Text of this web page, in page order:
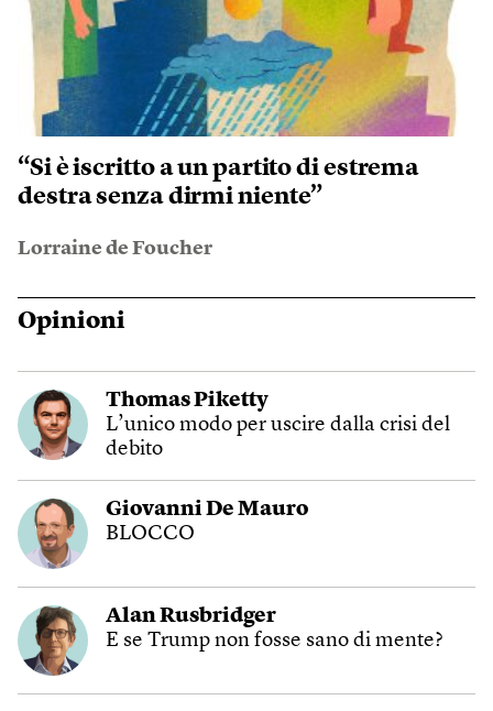
“Si è iscritto a un partito di estrema
destra senza dirmi niente”
Lorraine de Foucher
Opinioni
Thomas Piketty
L’unico modo per uscire dalla crisi del
debito
Giovanni De Mauro
BLOCCO
Alan Rusbridger
E se Trump non fosse sano di mente?